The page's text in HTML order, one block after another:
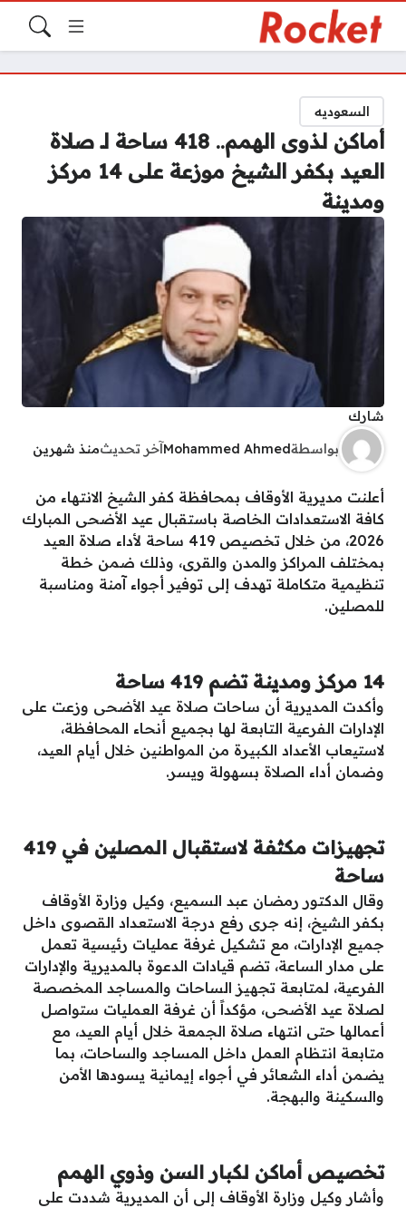
السعوديه
أماكن لذوى الهمم.. 418 ساحة لـ صلاة
العيد بكفر الشيخ موزعة على 14 مركز
ومدينة
شارك
بواسطةMohammed Ahmedآخر تحديثمنذ شهرين
أعلنت مديرية الأوقاف بمحافظة كفر الشيخ الانتهاء من
كافة الاستعدادات الخاصة باستقبال عيد الأضحى المبارك
2026، من خلال تخصيص 419 ساحة لأداء صلاة العيد
بمختلف المراكز والمدن والقرى، وذلك ضمن خطة
تنظيمية متكاملة تهدف إلى توفير أجواء آمنة ومناسبة
للمصلين.
14 مركز ومدينة تضم 419 ساحة
وأكدت المديرية أن ساحات صلاة عيد الأضحى وزعت على
الإدارات الفرعية التابعة لها بجميع أنحاء المحافظة،
لاستيعاب الأعداد الكبيرة من المواطنين خلال أيام العيد،
وضمان أداء الصلاة بسهولة ويسر.
تجهيزات مكثفة لاستقبال المصلين في 419
ساحة
وقال الدكتور رمضان عبد السميع، وكيل وزارة الأوقاف
بكفر الشيخ، إنه جرى رفع درجة الاستعداد القصوى داخل
جميع الإدارات، مع تشكيل غرفة عمليات رئيسية تعمل
على مدار الساعة، تضم قيادات الدعوة بالمديرية والإدارات
الفرعية، لمتابعة تجهيز الساحات والمساجد المخصصة
لصلاة عيد الأضحى، مؤكداً أن غرفة العمليات ستواصل
أعمالها حتى انتهاء صلاة الجمعة خلال أيام العيد، مع
متابعة انتظام العمل داخل المساجد والساحات، بما
يضمن أداء الشعائر في أجواء إيمانية يسودها الأمن
والسكينة والبهجة.
تخصيص أماكن لكبار السن وذوي الهمم
وأشار وكيل وزارة الأوقاف إلى أن المديرية شددت على